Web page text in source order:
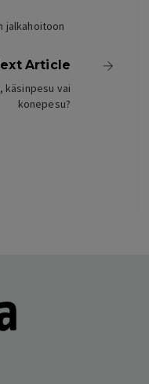
jalkahoitoon
Article
käsinpesu vai
konepesu?